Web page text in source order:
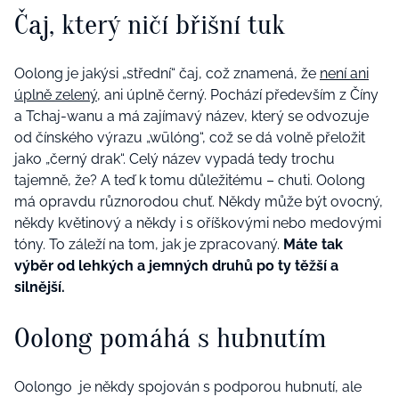
Čaj, který ničí břišní tuk
Oolong je jakýsi „střední“ čaj, což znamená, že není ani
úplně zelený, ani úplně černý. Pochází především z Číny
a Tchaj-wanu a má zajímavý název, který se odvozuje
od čínského výrazu „wūlóng“, což se dá volně přeložit
jako „černý drak“. Celý název vypadá tedy trochu
tajemně, že? A teď k tomu důležitému – chuti. Oolong
má opravdu různorodou chuť. Někdy může být ovocný,
někdy květinový a někdy i s oříškovými nebo medovými
tóny. To záleží na tom, jak je zpracovaný. Máte tak
výběr od lehkých a jemných druhů po ty těžší a
silnější.
Oolong pomáhá s hubnutím
Oolongo je někdy spojován s podporou hubnutí, ale